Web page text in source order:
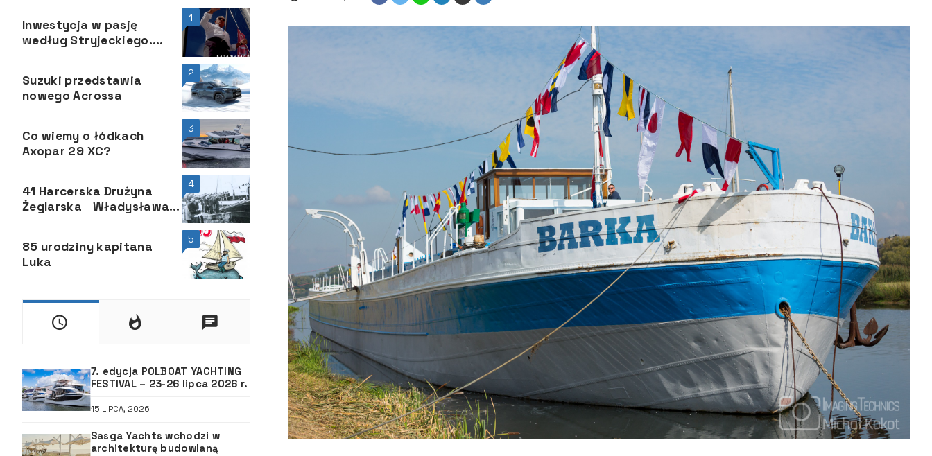
1
Inwestycja w pasję
według Stryjeckiego.
pod żaglami BALI.
2
Suzuki przedstawia
nowego Acrossa
3
Co wiemy o łódkach
Axopar 29 XC?
4
41 Harcerska Drużyna
Żeglarska Władysława
5
85 urodziny kapitana
Luka
7. edycja POLBOAT YACHTING
FESTIVAL – 23-26 lipca 2026 r.
15 LIPCA, 2026
Sasga Yachts wchodzi w
architekturę budowlaną